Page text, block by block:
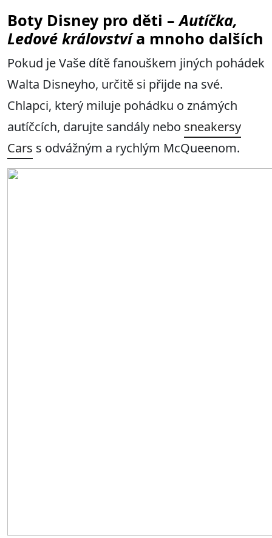
Boty Disney pro děti –Autíčka,
Ledové královstvía mnoho dalších
Pokud je Vaše dítě fanouškem jiných pohádek
Walta Disneyho, určitě si přijde na své.
Chlapci, který miluje pohádku o známých
autíčcích, darujte sandály nebo sneakersy
Cars s odvážným a rychlým McQueenom.